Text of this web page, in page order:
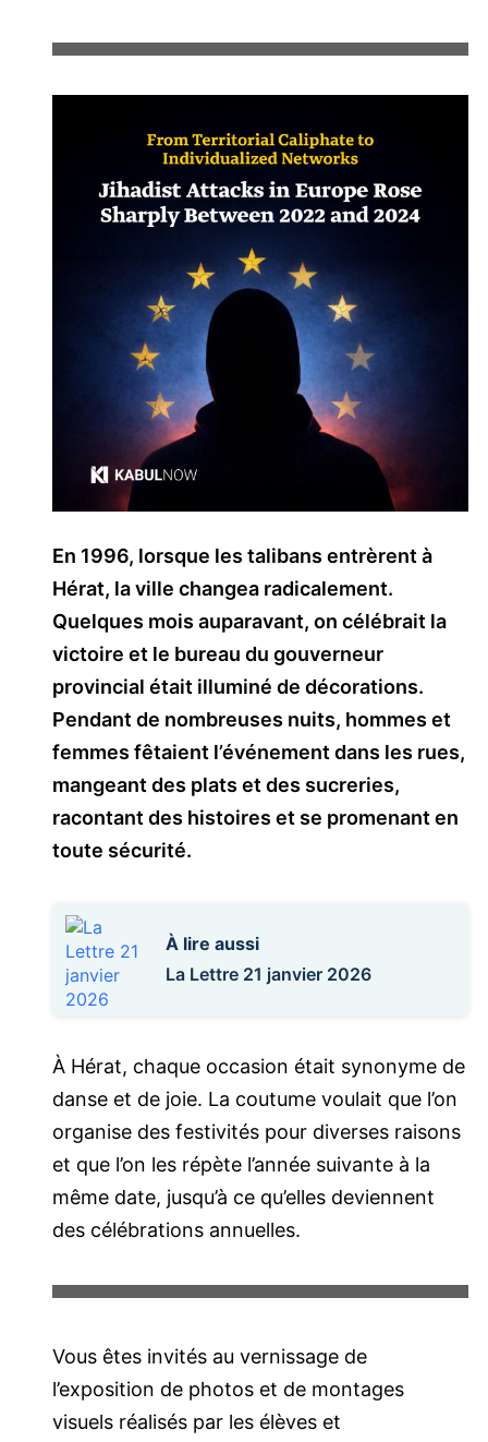
En 1996, lorsque les talibans entrèrent à
Hérat, la ville changea radicalement.
Quelques mois auparavant, on célébrait la
victoire et le bureau du gouverneur
provincial était illuminé de décorations.
Pendant de nombreuses nuits, hommes et
femmes fêtaient l’événement dans les rues,
mangeant des plats et des sucreries,
racontant des histoires et se promenant en
toute sécurité.
À lire aussi
La Lettre 21 janvier 2026
À Hérat, chaque occasion était synonyme de
danse et de joie. La coutume voulait que l’on
organise des festivités pour diverses raisons
et que l’on les répète l’année suivante à la
même date, jusqu’à ce qu’elles deviennent
des célébrations annuelles.
Vous êtes invités au vernissage de
l’exposition de photos et de montages
visuels réalisés par les élèves et